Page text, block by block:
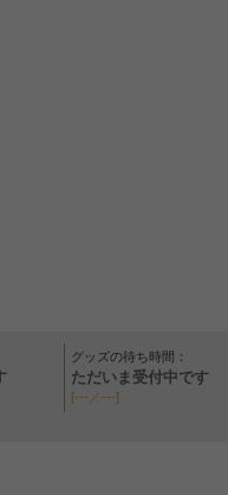
グッズの待ち時間：
ただいま受付中です
[---／---]